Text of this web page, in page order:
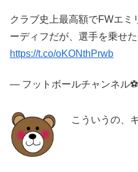
クラブ史上最高額でFWエミ
ーディフだが、選手を乗せ
https://t.co/oKONthPrwb
— フットボールチャンネル
こういうの、